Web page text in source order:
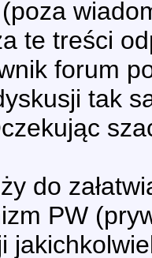
te treści
forum
tak
do
PW